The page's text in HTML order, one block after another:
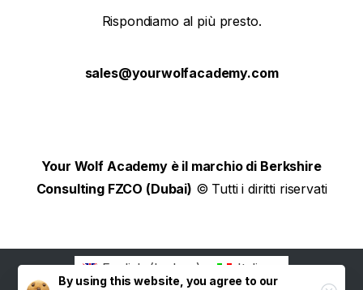
Rispondiamo al più presto.
sales@yourwolfacademy.com
Your Wolf Academy è il marchio di Berkshire
Consulting FZCO (Dubai) © Tutti i diritti riservati
By using this website, you agree to our
English (Inglese )
Italiano